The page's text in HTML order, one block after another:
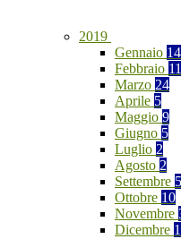
2019
Gennaio 14
Febbraio 11
Marzo 24
Aprile 5
Maggio 9
Giugno 5
Luglio 2
Agosto 2
Settembre 5
Ottobre 10
Novembre
Dicembre